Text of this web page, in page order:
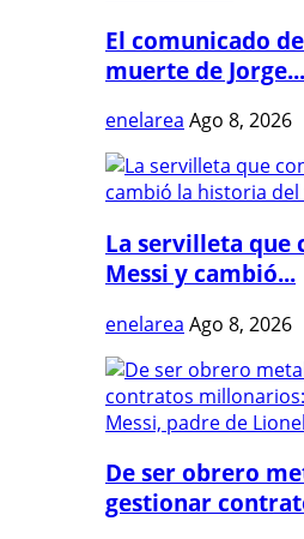
El comunicado
muerte de Jorge...
enelarea Ago 8, 2026
La servilleta que
Messi y cambió...
enelarea Ago 8, 2026
De ser obrero
gestionar